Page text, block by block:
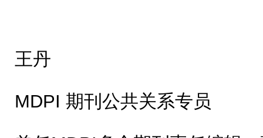
王丹
MDPI 期刊公共关系专员